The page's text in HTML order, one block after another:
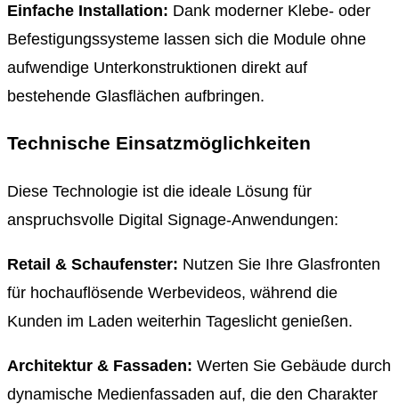
Einfache Installation: Dank moderner Klebe- oder
Befestigungssysteme lassen sich die Module ohne
aufwendige Unterkonstruktionen direkt auf
bestehende Glasflächen aufbringen.
Technische Einsatzmöglichkeiten
Diese Technologie ist die ideale Lösung für
anspruchsvolle Digital Signage-Anwendungen:
Retail & Schaufenster: Nutzen Sie Ihre Glasfronten
für hochauflösende Werbevideos, während die
Kunden im Laden weiterhin Tageslicht genießen.
Architektur & Fassaden: Werten Sie Gebäude durch
dynamische Medienfassaden auf, die den Charakter